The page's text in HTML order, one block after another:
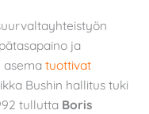
ja
asema tuottivat
Bushin hallitus tuki
tullutta Boris